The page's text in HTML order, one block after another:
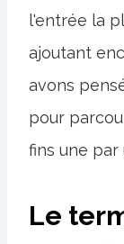
l'entrée la
ajoutant
avons
pour
fins une par
Le